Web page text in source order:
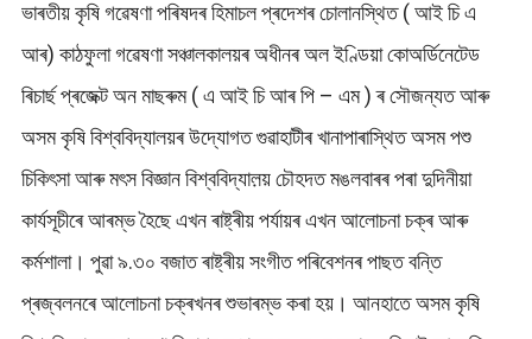
ভাৰতীয় কৃষি গৱেষণা পৰিষদৰ হিমাচল প্ৰদেশৰ চোলানস্থিত ( আই চি এ
আৰ) কাঠফুলা গৱেষণা সঞ্চালকালয়ৰ অধীনৰ অল ইণ্ডিয়া কোঅর্ডিনেটেড
ৰিচাৰ্ছ প্ৰজেক্ট অন মাছৰুম ( এ আই চি আৰ পি – এম ) ৰ সৌজন্যত আৰু
অসম কৃষি বিশ্ববিদ্যালয়ৰ উদ্যোগত গুৱাহাটীৰ খানাপাৰাস্থিত অসম পশু
চিকিৎসা আৰু মৎস বিজ্ঞান বিশ্ববিদ্যাল়য় চৌহদত মঙলবাৰৰ পৰা দুদিনীয়া
কাৰ্যসূচীৰে আৰম্ভ হৈছে এখন ৰাষ্ট্ৰীয় পৰ্যায়ৰ এখন আলোচনা চক্ৰ আৰু
কৰ্মশালা। পুৱা ৯.৩০ বজাত ৰাষ্ট্ৰীয় সংগীত পৰিবেশনৰ পাছত বন্তি
প্ৰজ্বলনৰে আলোচনা চক্ৰখনৰ শুভাৰম্ভ কৰা হয়। আনহাতে অসম কৃষি